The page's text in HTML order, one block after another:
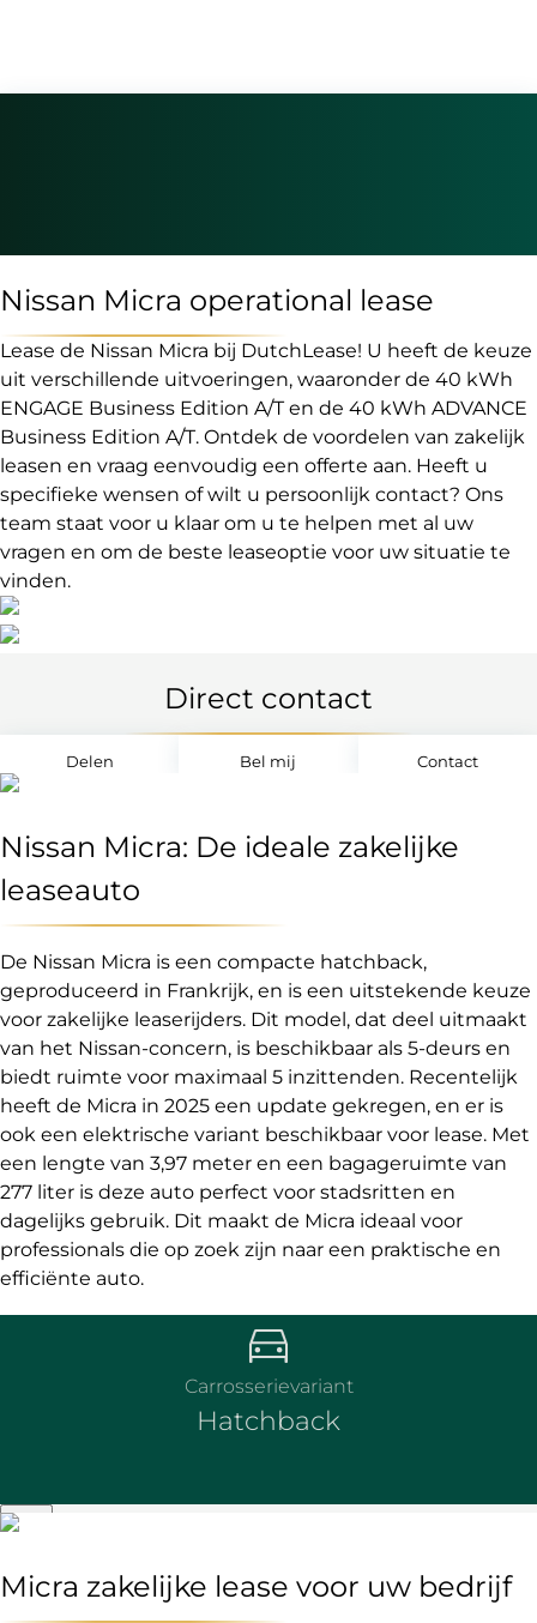
Nissan Micra operational lease
Lease de Nissan Micra bij DutchLease! U heeft de keuze
uit verschillende uitvoeringen, waaronder de 40 kWh
ENGAGE Business Edition A/T en de 40 kWh ADVANCE
Business Edition A/T. Ontdek de voordelen van zakelijk
leasen en vraag eenvoudig een offerte aan. Heeft u
specifieke wensen of wilt u persoonlijk contact? Ons
team staat voor u klaar om u te helpen met al uw
vragen en om de beste leaseoptie voor uw situatie te
vinden.
Direct contact
Delen Bel mij Contact
Nissan Micra: De ideale zakelijke
leaseauto
De Nissan Micra is een compacte hatchback,
geproduceerd in Frankrijk, en is een uitstekende keuze
voor zakelijke leaserijders. Dit model, dat deel uitmaakt
van het Nissan-concern, is beschikbaar als 5-deurs en
biedt ruimte voor maximaal 5 inzittenden. Recentelijk
heeft de Micra in 2025 een update gekregen, en er is
ook een elektrische variant beschikbaar voor lease. Met
een lengte van 3,97 meter en een bagageruimte van
277 liter is deze auto perfect voor stadsritten en
dagelijks gebruik. Dit maakt de Micra ideaal voor
professionals die op zoek zijn naar een praktische en
efficiënte auto.
Carrosserievariant
Hatchback
Micra zakelijke lease voor uw bedrijf